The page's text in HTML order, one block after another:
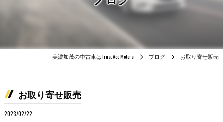
美濃加茂の中古車はTrust Ace Motors ブログ お取り寄せ販売
お取り寄せ販売
2023/02/22